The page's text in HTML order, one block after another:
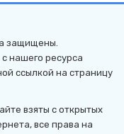
защищены.
нашего ресурса
ссылкой на страницу
взяты с открытых
все права на